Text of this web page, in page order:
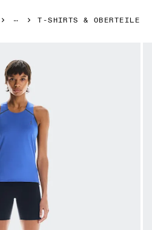
T-SHIRTS & OBERTEILE